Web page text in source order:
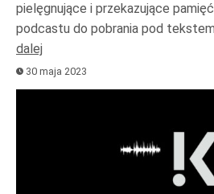
pielęgnujące i przekazujące
podcastu do pobrania pod
dalej
30 maja 2023